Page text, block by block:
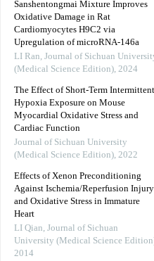
Sanshentongmai Mixture Improves
Oxidative Damage in Rat
Cardiomyocytes H9C2 via
Upregulation of microRNA-146a
LI Ran, Journal of Sichuan
(Medical Science Edition), 2024
The Effect of Short-Term Intermittent
Hypoxia Exposure on Mouse
Myocardial Oxidative Stress and
Cardiac Function
Journal of Sichuan University
(Medical Science Edition), 2022
Effects of Xenon Preconditioning
Against Ischemia/Reperfusion Injury
and Oxidative Stress in Immature
Heart
LI Qian, Journal of Sichuan
University (Medical Science
2014